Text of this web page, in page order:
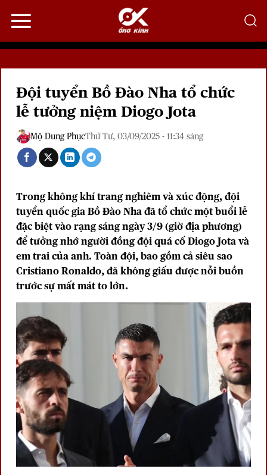
qua
dung
Đội tuyển Bồ Đào Nha tổ chức
lễ tưởng niệm Diogo Jota
Mộ Dung PhụcThứ Tư, 03/09/2025 - 11:34 sáng
Trong không khí trang nghiêm và xúc động, đội
tuyển quốc giaBồ Đào Nhađã tổ chức một buổi lễ
đặc biệt vào rạng sáng ngày 3/9 (giờ địa phương)
để tưởng nhớ người đồng đội quá cố Diogo Jota và
em trai của anh. Toàn đội, bao gồm cả siêu sao
CristianoRonaldo, đã không giấu được nỗi buồn
trước sự mất mát to lớn.